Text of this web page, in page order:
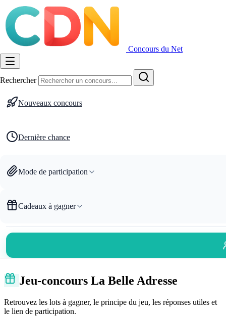
Concours du Net
Rechercher
Nouveaux concours
Dernière chance
Mode de participation
Cadeaux à gagner
Jeu-concours La Belle Adresse
Retrouvez les lots à gagner, le principe du jeu, les réponses utiles et
le lien de participation.